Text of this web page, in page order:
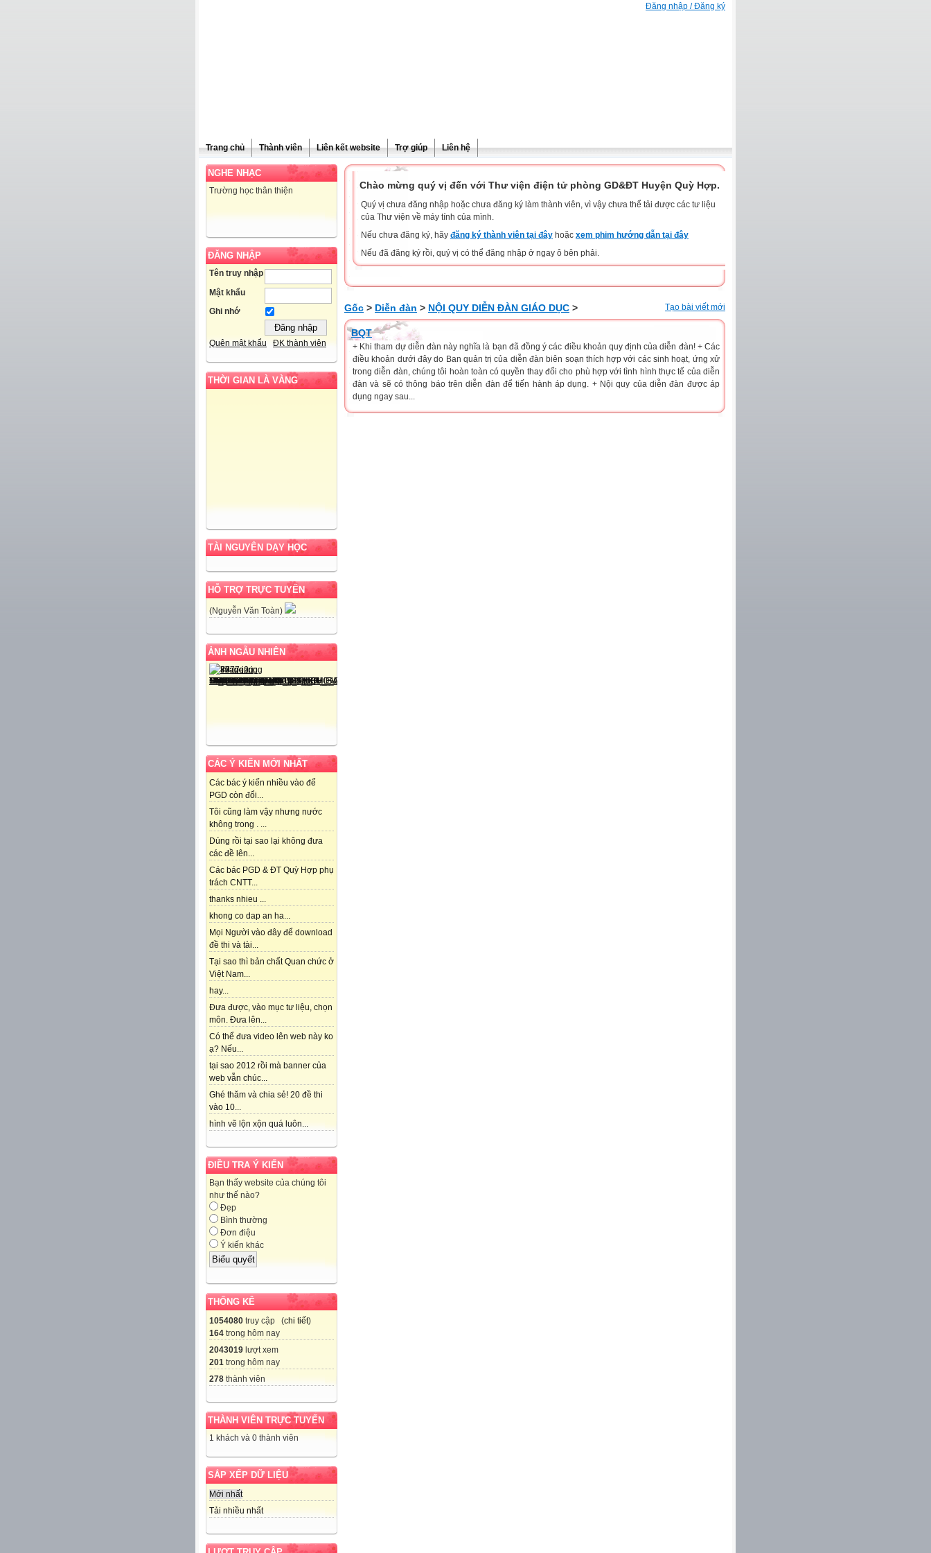
Đăng nhập / Đăng ký
Trang chủ Thành viên Liên kết website Trợ giúp Liên hệ
NGHE NHẠC
Trường học thân thiện
ĐĂNG NHẬP
Tên truy nhập
Mật khẩu
Ghi nhớ
Quên mật khẩu ĐK thành viên
THỜI GIAN LÀ VÀNG
TÀI NGUYÊN DẠY HỌC
HỖ TRỢ TRỰC TUYẾN
(Nguyễn Văn Toàn)
ẢNH NGẪU NHIÊN
CÁC Ý KIẾN MỚI NHẤT
Các bác ý kiến nhiều vào để
PGD còn đổi...
Tôi cũng làm vậy nhưng nước
không trong . ...
Dúng rồi tại sao lại không đưa
các đề lên...
Các bác PGD & ĐT Quỳ Hợp phụ
trách CNTT...
thanks nhieu ...
khong co dap an ha...
Mọi Người vào đây để download
đề thi và tài...
Tại sao thì bản chất Quan chức ở
Việt Nam...
hay...
Đưa được, vào mục tư liệu, chọn
môn. Đưa lên...
Có thể đưa video lên web này ko
ạ? Nếu...
tại sao 2012 rồi mà banner của
web vẫn chúc...
Ghé thăm và chia sẻ! 20 đề thi
vào 10...
hình vẽ lộn xộn quá luôn...
ĐIỀU TRA Ý KIẾN
Bạn thấy website của chúng tôi
như thế nào?
Đẹp
Bình thường
Đơn điệu
Ý kiến khác
THỐNG KÊ
1054080 truy cập (chi tiết)
164 trong hôm nay
2043019 lượt xem
201 trong hôm nay
278 thành viên
THÀNH VIÊN TRỰC TUYẾN
1 khách và 0 thành viên
SẮP XẾP DỮ LIỆU
Mới nhất
Tải nhiều nhất
Chào mừng quý vị đến với Thư viện điện tử phòng GD&ĐT Huyện Quỳ Hợp.
Quý vị chưa đăng nhập hoặc chưa đăng ký làm thành viên, vì vậy chưa thể tải được các tư liệu
của Thư viện về máy tính của mình.
Nếu chưa đăng ký, hãy đăng ký thành viên tại đây hoặc xem phim hướng dẫn tại đây
Nếu đã đăng ký rồi, quý vị có thể đăng nhập ở ngay ô bên phải.
Gốc > Diễn đàn > NỘI QUY DIỄN ĐÀN GIÁO DỤC > Tạo bài viết mới
BQT
+ Khi tham dự diễn đàn này nghĩa là bạn đã đồng ý các điều khoản quy định của diễn đàn! + Các
điều khoản dưới đây do Ban quản trị của diễn đàn biên soạn thích hợp với các sinh hoạt, ứng xử
trong diễn đàn, chúng tôi hoàn toàn có quyền thay đổi cho phù hợp với tình hình thực tế của diễn
đàn và sẽ có thông báo trên diễn đàn để tiến hành áp dụng. + Nội quy của diễn đàn được áp
dụng ngay sau...